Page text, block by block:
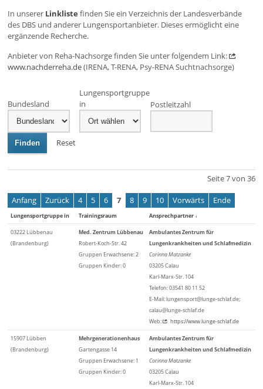
In unserer Linkliste finden Sie ein Verzeichnis der Landesverbände
des DBS und anderer Lungensportanbieter. Dieses ermöglicht eine
ergänzende Recherche.
Anbieter von Reha-Nachsorge finden Sie unter folgendem Link:
www.nachderreha.de(IRENA, T-RENA, Psy-RENA Suchtnachsorge)
Bundesland
Lungensportgruppe
in
Postleitzahl
Finden Reset
Seite 7 von 36
Anfang Zurück 4 5 6 7 8 9 10 Vorwärts Ende
Lungensportgruppe in Trainingsraum Ansprechpartner ↓
03222 Lübbenau
(Brandenburg)
Med. Zentrum Lübbenau
Robert-Koch-Str. 42
Gruppen Erwachsene: 2
Gruppen Kinder: 0
Ambulantes Zentrum für
Lungenkrankheiten und Schlafmedizin
Corinna Matzanke
03205 Calau
Karl-Marx-Str. 104
Telefon: 03541 80 11 52
E-Mail: lungensport@lunge-schlaf.de;
calau@lunge-schlaf.de
Web:
https://www.lunge-schlaf.de
15907 Lübben
(Brandenburg)
Mehrgenerationenhaus
Gartengasse 14
Gruppen Erwachsene: 1
Gruppen Kinder: 0
Ambulantes Zentrum für
Lungenkrankheiten und Schlafmedizin
Corinna Matzanke
03205 Calau
Karl-Marx-Str. 104